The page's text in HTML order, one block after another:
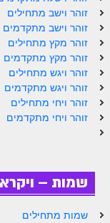
זוהר וישב מתחילים
זוהר וישב מתקדמים
זוהר מקץ מתחילים
זוהר מקץ מתקדמים
זוהר ויגש מתחילים
זוהר ויגש מתקדמים
זוהר ויחי מתחילים
זוהר ויחי מתקדמים
שמות – ויקרא
שמות מתחילים